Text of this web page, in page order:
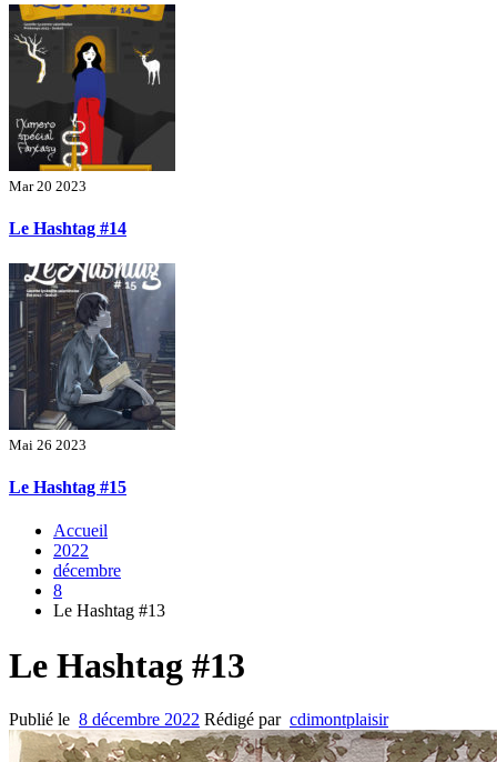
Mar 20 2023
Le Hashtag #14
Mai 26 2023
Le Hashtag #15
Accueil
2022
décembre
8
Le Hashtag #13
Le Hashtag #13
Publié le 8 décembre 2022 Rédigé par cdimontplaisir